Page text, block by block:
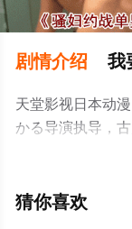
剧情介绍 我
天堂影视日本动
かる导演执导，
漫，手机免费观
等平台了解。
猜你喜欢